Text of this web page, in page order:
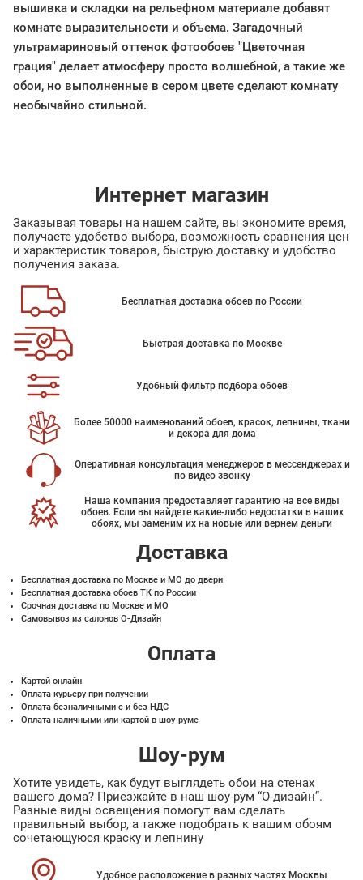
вышивка и складки на рельефном материале добавят
комнате выразительности и объема. Загадочный
ультрамариновый оттенок фотообоев "Цветочная
грация" делает атмосферу просто волшебной, а такие же
обои, но выполненные в сером цвете сделают комнату
необычайно стильной.
Интернет магазин
Заказывая товары на нашем сайте, вы экономите время,
получаете удобство выбора, возможность сравнения цен
и характеристик товаров, быструю доставку и удобство
получения заказа.
Бесплатная доставка обоев по России
Быстрая доставка по Москве
Удобный фильтр подбора обоев
Более 50000 наименований обоев, красок, лепнины, ткани
и декора для дома
Оперативная консультация менеджеров в мессенджерах и
по видео звонку
Наша компания предоставляет гарантию на все виды
обоев. Если вы найдете какие-либо недостатки в наших
обоях, мы заменим их на новые или вернем деньги
Доставка
Бесплатная доставка по Москве и МО до двери
Бесплатная доставка обоев ТК по России
Срочная доставка по Москве и МО
Самовывоз из салонов О-Дизайн
Оплата
Картой онлайн
Оплата курьеру при получении
Оплата безналичными с и без НДС
Оплата наличными или картой в шоу-руме
Шоу-рум
Хотите увидеть, как будут выглядеть обои на стенах
вашего дома? Приезжайте в наш шоу-рум “О-дизайн”.
Разные виды освещения помогут вам сделать
правильный выбор, а также подобрать к вашим обоям
сочетающуюся краску и лепнину
Удобное расположение в разных частях Москвы